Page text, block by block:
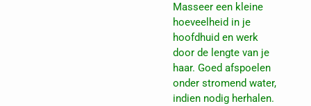
Masseer een kleine
hoeveelheid in je
hoofdhuid en werk
door de lengte van je
haar. Goed afspoelen
onder stromend water,
indien nodig herhalen.